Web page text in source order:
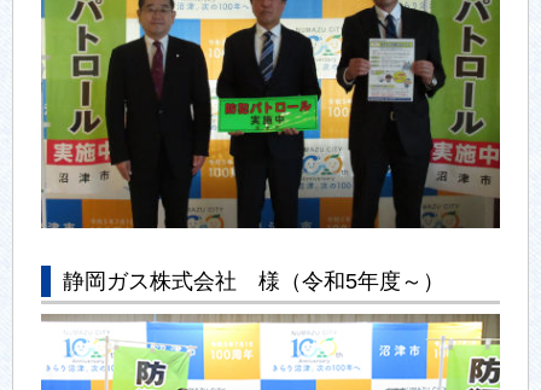
静岡ガス株式会社 様（令和5年度～）